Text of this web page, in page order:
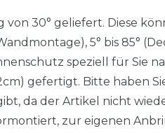
30° geliefert. Diese
5° bis 85°
speziell für Sie
gefertigt. Bitte haben
da der Artikel nicht
zur eigenen